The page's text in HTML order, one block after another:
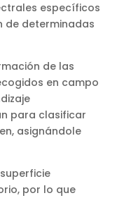
específicos
de determinadas
de las
en campo
para clasificar
asignándole
por lo que